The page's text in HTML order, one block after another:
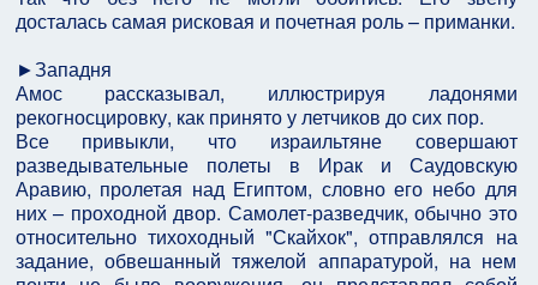
досталась самая рисковая и почетная роль – приманки.
►Западня
Амос рассказывал, иллюстрируя ладонями
рекогносцировку, как принято у летчиков до сих пор.
Все привыкли, что израильтяне совершают
разведывательные полеты в Ирак и Саудовскую
Аравию, пролетая над Египтом, словно его небо для
них – проходной двор. Самолет-разведчик, обычно это
относительно тихоходный "Скайхок", отправлялся на
задание, обвешанный тяжелой аппаратурой, на нем